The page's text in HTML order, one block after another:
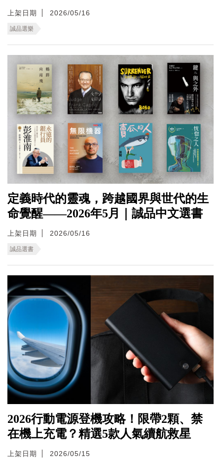
上架日期 2026/05/16
誠品選樂
定義時代的靈魂，跨越國界與世代的生
命覺醒——2026年5月｜誠品中文選書
上架日期 2026/05/16
誠品選書
2026行動電源登機攻略！限帶2顆、禁
在機上充電？精選5款人氣續航救星
上架日期 2026/05/15